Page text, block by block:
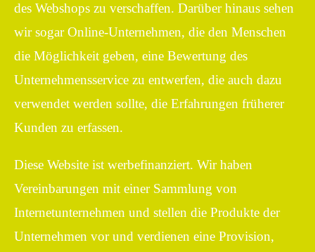
des Webshops zu verschaffen. Darüber hinaus sehen
wir sogar Online-Unternehmen, die den Menschen
die Möglichkeit geben, eine Bewertung des
Unternehmensservice zu entwerfen, die auch dazu
verwendet werden sollte, die Erfahrungen früherer
Kunden zu erfassen.
Diese Website ist werbefinanziert. Wir haben
Vereinbarungen mit einer Sammlung von
Internetunternehmen und stellen die Produkte der
Unternehmen vor und verdienen eine Provision,